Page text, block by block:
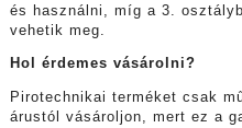
és használni, míg a 3.
vehetik meg.
Hol érdemes vásárolni?
Pirotechnikai terméket csak
árustól vásároljon, mert ez a